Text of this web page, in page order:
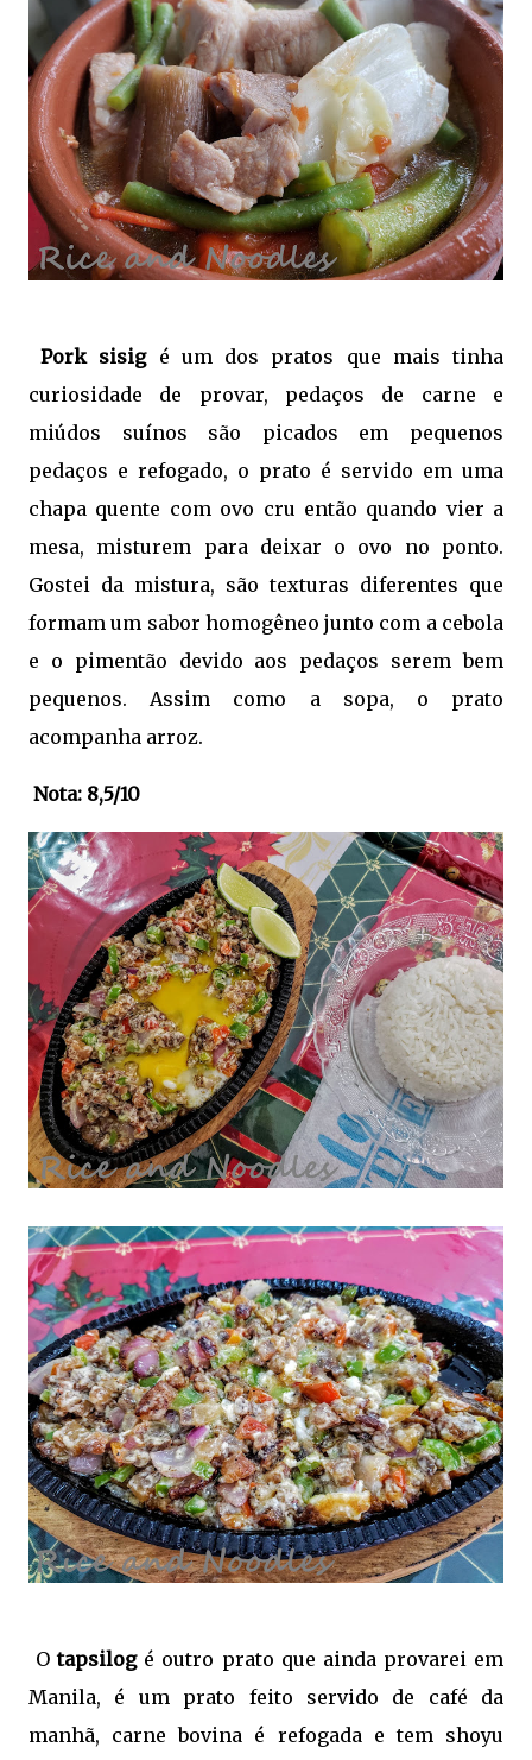
Pork sisigé um dos pratos que mais tinha
curiosidade de provar, pedaços de carne e
miúdos suínos são picados em pequenos
pedaços e refogado, o prato é servido em uma
chapa quente com ovo cru então quando vier a
mesa, misturem para deixar o ovo no ponto.
Gostei da mistura, são texturas diferentes que
formam um sabor homogêneo junto com a cebola
e o pimentão devido aos pedaços serem bem
pequenos. Assim como a sopa, o prato
acompanha arroz.
Nota: 8,5/10
Otapsilog é outro prato que ainda provarei em
Manila, é um prato feito servido de café da
manhã, carne bovina é refogada e tem shoyu